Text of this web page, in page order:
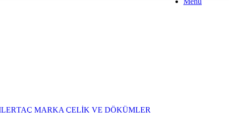
TAÇ MARKA ÇELİK VE DÖKÜMLER